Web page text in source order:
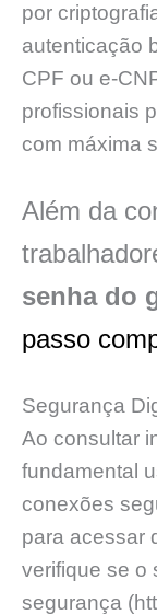
por
autenticação
CPF ou e-
profissionais
com máxima
Além da
senha do
passo
Segurança
Ao consultar
fundamental
conexões
para acessar
verifique se o
segurança